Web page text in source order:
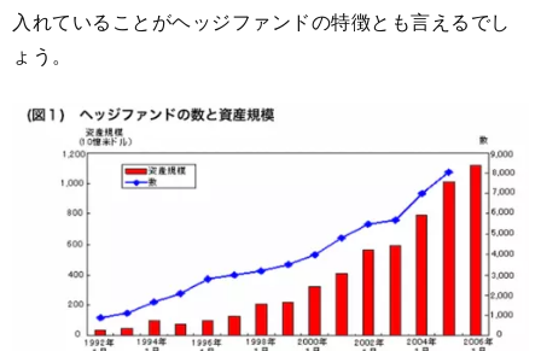
入れていることがヘッジファンドの特徴とも言えるでし
ょう。